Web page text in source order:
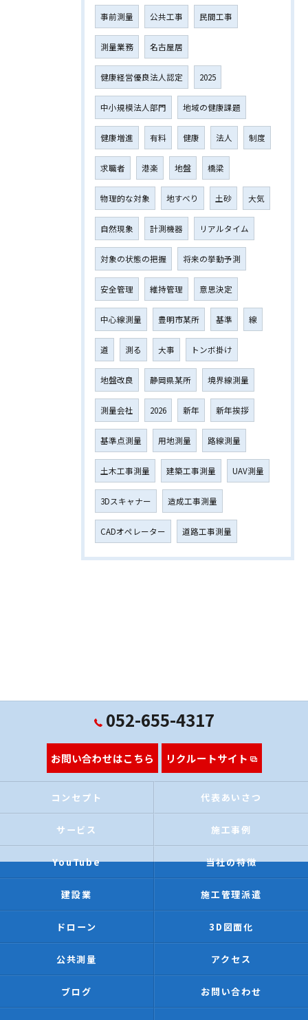
事前測量 公共工事 民間工事
測量業務 名古屋居
健康経営優良法人認定 2025
中小規模法人部門 地域の健康課題
健康増進 有料 健康 法人 制度
求職者 港楽 地盤 橋梁
物理的な対象 地すべり 土砂 大気
自然現象 計測機器 リアルタイム
対象の状態の把握 将来の挙動予測
安全管理 維持管理 意思決定
中心線測量 豊明市某所 基準 線
道 測る 大事 トンボ掛け
地盤改良 静岡県某所 境界線測量
測量会社 2026 新年 新年挨拶
基準点測量 用地測量 路線測量
土木工事測量 建築工事測量 UAV測量
3Dスキャナー 造成工事測量
CADオペレーター 道路工事測量
052-655-4317
お問い合わせはこちら リクルートサイト
コンセプト 代表あいさつ
サービス 施工事例
YouTube 当社の特徴
建設業 施工管理派遣
ドローン 3D図面化
公共測量 アクセス
ブログ お問い合わせ